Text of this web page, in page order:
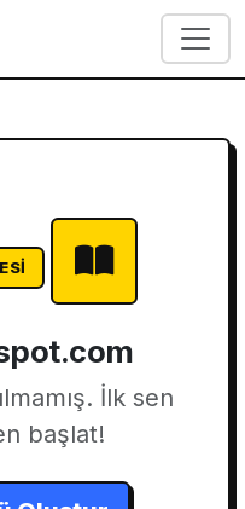
İlk sen
başlat!